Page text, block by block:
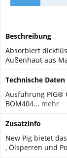
Beschreibung
Absorbiert
Außenhaut aus
Technische Daten
Ausführung PIG®
BOM404... mehr
Zusatzinfo
New Pig bietet
, Ölsperren und